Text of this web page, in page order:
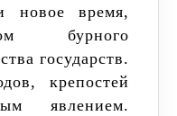
Киев
и
бурного
государств.
крепостей
явлением.